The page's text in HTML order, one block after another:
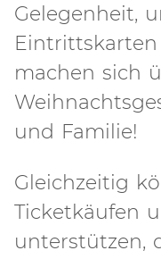
Gelegenheit,
machen sich
und Familie!
Gleichzeitig
Ticketkäufen
unterstützen,